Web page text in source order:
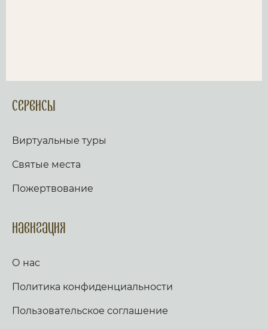
Сервисы
Виртуальные туры
Святые места
Пожертвование
Навигация
О нас
Политика конфиденциальности
Пользовательское соглашение